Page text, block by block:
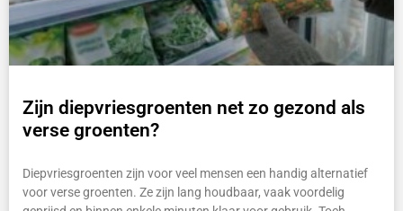
Zijn diepvriesgroenten net zo gezond als
verse groenten?
Diepvriesgroenten zijn voor veel mensen een handig alternatief
voor verse groenten. Ze zijn lang houdbaar, vaak voordelig